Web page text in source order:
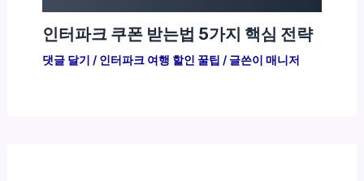
인터파크 쿠폰 받는법 5가지 핵심 전략
댓글 달기 / 인터파크 여행 할인 꿀팁 / 글쓴이 매니저